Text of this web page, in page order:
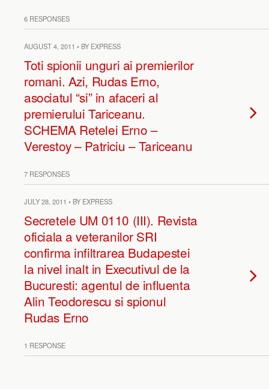
6 RESPONSES
AUGUST 4, 2011 • BY EXPRESS
Toti spionii unguri ai premierilor
romani. Azi, Rudas Erno,
asociatul “si” in afaceri al
premierului Tariceanu.
SCHEMA Retelei Erno –
Verestoy – Patriciu – Tariceanu
7 RESPONSES
JULY 28, 2011 • BY EXPRESS
Secretele UM 0110 (III). Revista
oficiala a veteranilor SRI
confirma infiltrarea Budapestei
la nivel inalt in Executivul de la
Bucuresti: agentul de influenta
Alin Teodorescu si spionul
Rudas Erno
1 RESPONSE